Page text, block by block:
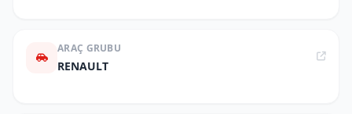
ARAÇ GRUBU
RENAULT